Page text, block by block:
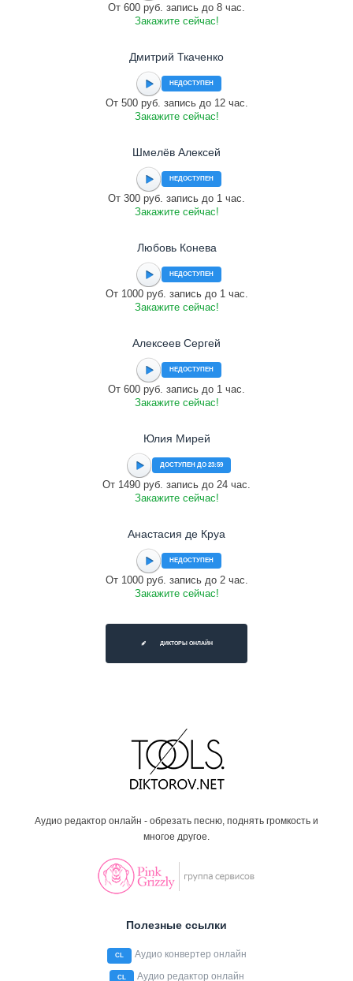
От 600 руб. запись до 8 час.
Закажите сейчас!
Дмитрий Ткаченко
НЕДОСТУПЕН
От 500 руб. запись до 12 час.
Закажите сейчас!
Шмелёв Алексей
НЕДОСТУПЕН
От 300 руб. запись до 1 час.
Закажите сейчас!
Любовь Конева
НЕДОСТУПЕН
От 1000 руб. запись до 1 час.
Закажите сейчас!
Алексеев Сергей
НЕДОСТУПЕН
От 600 руб. запись до 1 час.
Закажите сейчас!
Юлия Мирей
ДОСТУПЕН ДО 23:59
От 1490 руб. запись до 24 час.
Закажите сейчас!
Анастасия де Круа
НЕДОСТУПЕН
От 1000 руб. запись до 2 час.
Закажите сейчас!
ДИКТОРЫ ОНЛАЙН
Аудио редактор онлайн - обрезать песню, поднять громкость и
многое другое.
Полезные ссылки
CL Аудио конвертер онлайн
CL Аудио редактор онлайн